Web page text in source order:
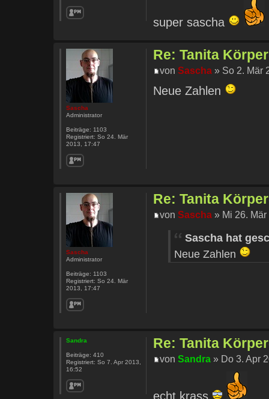
super sascha
Re: Tanita
vonSascha » So 2. Mär
Neue Zahlen
Sascha
Administrator
Beiträge: 1103
Registriert: So 24. Mär
2013, 17:47
Re: Tanita
vonSascha » Mi 26.
Sascha hat
Neue Zahlen
Sascha
Administrator
Beiträge: 1103
Registriert: So 24. Mär
2013, 17:47
Re: Tanita
vonSandra » Do 3. Apr
echt krass
Sandra
Beiträge: 410
Registriert: So 7. Apr 2013,
16:52